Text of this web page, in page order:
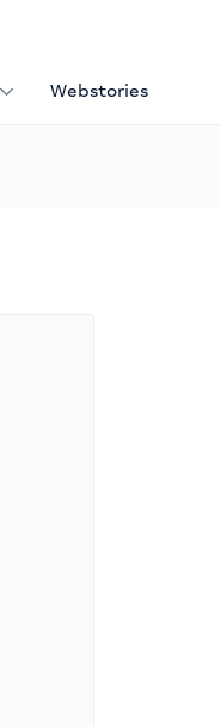
Webstories